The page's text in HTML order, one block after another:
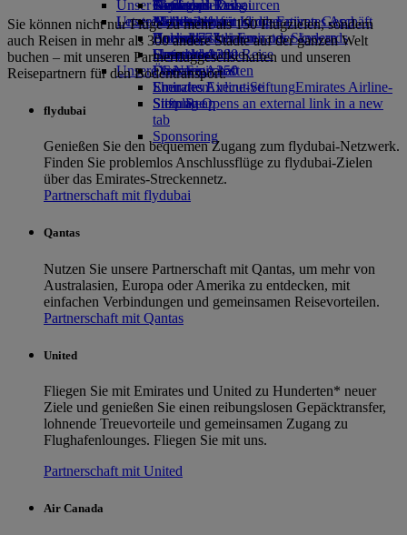
Getränke
Unsere Flotte
Boeing 777
Emirates A380
Emirates A350
Emirates Executive
Sitzpläne
Kinderspielzeug
Aktivitäten für Kinder
Unser Planet
Nachhaltigkeit im operativen Geschäft
Umweltrichtlinien
Umweltberichte
Unsere Gemeinschaften
Emirates Airline-StiftungEmirates Airline-
Stiftung Opens an external link in a new
tab
Sponsoring
Genf nach Dubai
Letzte Reiseziele
Helsinki
Hangzhou
Da Nang
Shenzhen
Siem Reap
Skywards Rail
Meilenrechner
Anmelden bei Emirates Skywards
Skywards+
Anfragen
Tools und Ressourcen
Mobiltelefon und die Emirates App
Buchung stornieren oder ändern
Unterbrochene Reise
Über Emirates
Sie können nicht nur Flüge zu mehr als 150 Flugzielen, sondern
auch Reisen in mehr als 300 andere Städte auf der ganzen Welt
buchen – mit unseren Partnerfluggesellschaften und unseren
Reisepartnern für den Bodentransport.
flydubai
Genießen Sie den bequemen Zugang zum flydubai-Netzwerk.
Finden Sie problemlos Anschlussflüge zu flydubai-Zielen
über das Emirates-Streckennetz.
Partnerschaft mit flydubai
Qantas
Nutzen Sie unsere Partnerschaft mit Qantas, um mehr von
Australasien, Europa oder Amerika zu entdecken, mit
einfachen Verbindungen und gemeinsamen Reisevorteilen.
Partnerschaft mit Qantas
United
Fliegen Sie mit Emirates und United zu Hunderten* neuer
Ziele und genießen Sie einen reibungslosen Gepäcktransfer,
lohnende Treuevorteile und gemeinsamen Zugang zu
Flughafenlounges. Fliegen Sie mit uns.
Partnerschaft mit United
Air Canada